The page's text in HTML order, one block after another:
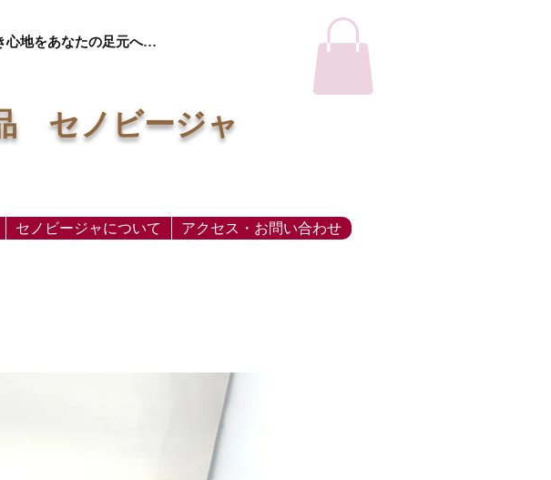
心地をあなたの足元へ…
セノビージャ
セノビージャについて アクセス・お問い合わせ